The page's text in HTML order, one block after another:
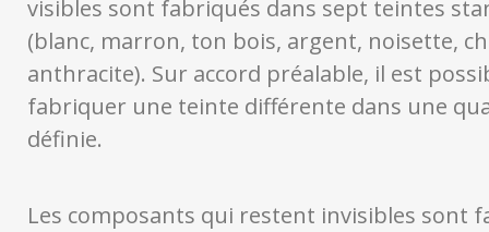
visibles sont fabriqués dans sept teintes
(blanc, marron, ton bois, argent, noisette,
anthracite). Sur accord préalable, il est
fabriquer une teinte différente dans une
définie.
Les composants qui restent invisibles sont